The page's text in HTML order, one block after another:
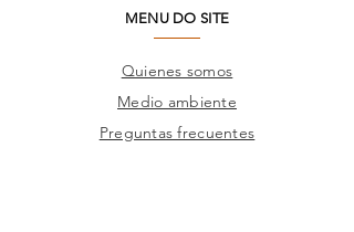
MENU DO SITE
Quienes somos
Medio ambiente
Preguntas frecuentes